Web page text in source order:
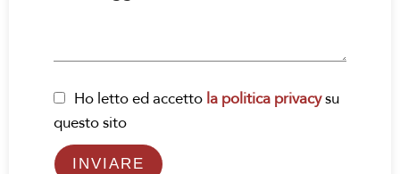
Ho letto ed accettola politica privacysu
questo sito
INVIARE